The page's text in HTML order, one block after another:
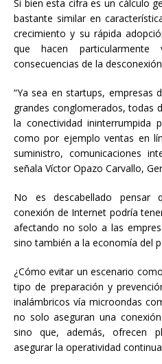
Si bien esta cifra es un cálculo
bastante similar en
crecimiento y su rápida
que hacen
consecuencias de la
“Ya sea en startups, empresas
grandes conglomerados, todas
la conectividad ininterrumpida
como por ejemplo ventas en
suministro, comunicaciones
señala Víctor Opazo Carvallo,
No es descabellado pensar
conexión de Internet podría
afectando no solo a las
sino también a la economía del
¿Cómo evitar un escenario
tipo de preparación y
inalámbricos vía microondas
no solo aseguran una
sino que, además, ofrecen
asegurar la operatividad